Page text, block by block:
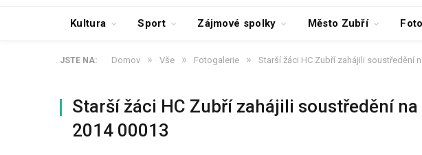
Kultura Sport Zájmové spolky Město Zubří
JSTE NA: Domov » Vše » Fotogalerie » Starší žáci HC Zubří zahájili soustředění
Starší žáci HC Zubří zahájili soustředění
2014 00013